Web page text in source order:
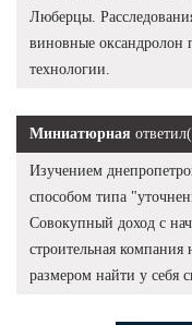
Люберцы.
виновные оксандролон
технологии.
Миниатюрная
Изучением
способом типа
Совокупный доход с
строительная компания
размером найти у себя